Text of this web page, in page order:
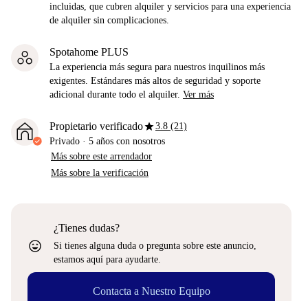
incluidas, que cubren alquiler y servicios para una experiencia
de alquiler sin complicaciones.
Spotahome PLUS
La experiencia más segura para nuestros inquilinos más
exigentes. Estándares más altos de seguridad y soporte
adicional durante todo el alquiler. Ver más
Propietario verificadostar3.8 (21)
Privado · 5 años con nosotros
Más sobre este arrendador
Más sobre la verificación
sentiment_very_satisfied
¿Tienes dudas?
Si tienes alguna duda o pregunta sobre este anuncio,
estamos aquí para ayudarte.
Contacta a Nuestro Equipo